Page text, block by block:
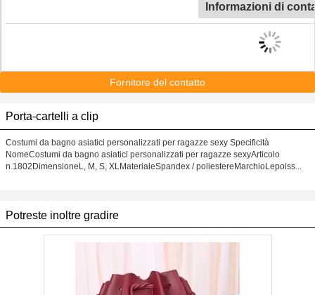
Informazioni di
Fornitore del contatto
Porta-cartelli a clip
Costumi da bagno asiatici personalizzati per ragazze sexy Specificità
NomeCostumi da bagno asiatici personalizzati per ragazze sexyArticolo
n.1802DimensioneL, M, S, XLMaterialeSpandex / poliestereMarchioLepoiss...
Potreste inoltre gradire